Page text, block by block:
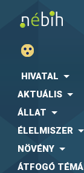
HIVATAL
AKTUÁLIS
ÁLLAT
ÉLELMISZER
NÖVÉNY
ÁTFOGÓ